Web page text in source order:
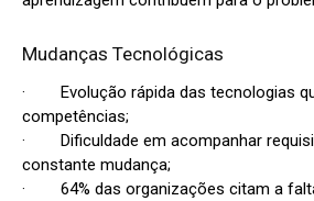
Mudanças Tecnológicas
· Evolução rápida das tecnologias
competências;
· Dificuldade em acompanhar
constante mudança;
· 64% das organizações citam a